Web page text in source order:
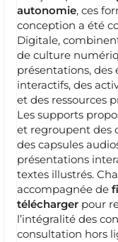
autonomie, ces
conception a été
Digitale,
de culture
présentations, des
interactifs, des
et des ressources
Les supports
et regroupent des
des capsules
présentations
textes illustrés.
accompagnée de
téléchargerpour
l’intégralité des
consultation hors